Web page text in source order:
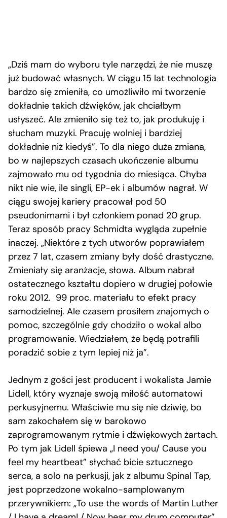
„Dziś mam do wyboru tyle narzędzi, że nie muszę
już budować własnych. W ciągu 15 lat technologia
bardzo się zmieniła, co umożliwiło mi tworzenie
dokładnie takich dźwięków, jak chciałbym
usłyszeć. Ale zmieniło się też to, jak produkuję i
słucham muzyki. Pracuję wolniej i bardziej
dokładnie niż kiedyś”. To dla niego duża zmiana,
bo w najlepszych czasach ukończenie albumu
zajmowało mu od tygodnia do miesiąca. Chyba
nikt nie wie, ile singli, EP-ek i albumów nagrał. W
ciągu swojej kariery pracował pod 50
pseudonimami i był członkiem ponad 20 grup.
Teraz sposób pracy Schmidta wygląda zupełnie
inaczej. „Niektóre z tych utworów poprawiałem
przez 7 lat, czasem zmiany były dość drastyczne.
Zmieniały się aranżacje, słowa. Album nabrał
ostatecznego kształtu dopiero w drugiej połowie
roku 2012. 99 proc. materiału to efekt pracy
samodzielnej. Ale czasem prosiłem znajomych o
pomoc, szczególnie gdy chodziło o wokal albo
programowanie. Wiedziałem, że będą potrafili
poradzić sobie z tym lepiej niż ja”.
Jednym z gości jest producent i wokalista Jamie
Lidell, który wyznaje swoją miłość automatowi
perkusyjnemu. Właściwie mu się nie dziwię, bo
sam zakochałem się w barokowo
zaprogramowanym rytmie i dźwiękowych żartach.
Po tym jak Lidell śpiewa „I need you/ Cause you
feel my heartbeat” słychać bicie sztucznego
serca, a solo na perkusji, jak z albumu Spinal Tap,
jest poprzedzone wokalno-samplowanym
przerywnikiem: „To use the words of Martin Luther